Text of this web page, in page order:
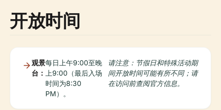
开放时间
观景
台：
每日上午9:00至晚
上9:00（最后入场
时间为8:30
PM）。
请注意：节假日和特殊活动期
间开放时间可能有所不同；请
在访问前查阅官方信息。